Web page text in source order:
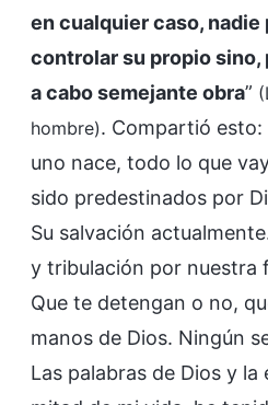
en cualquier caso,
controlar su propio sino,
a cabo semejante obra”
hombre). Compartió esto:
uno nace, todo lo que
sido predestinados por
Su salvación
y tribulación por nuestra
Que te detengan o no,
manos de Dios. Ningún
Las palabras de Dios y